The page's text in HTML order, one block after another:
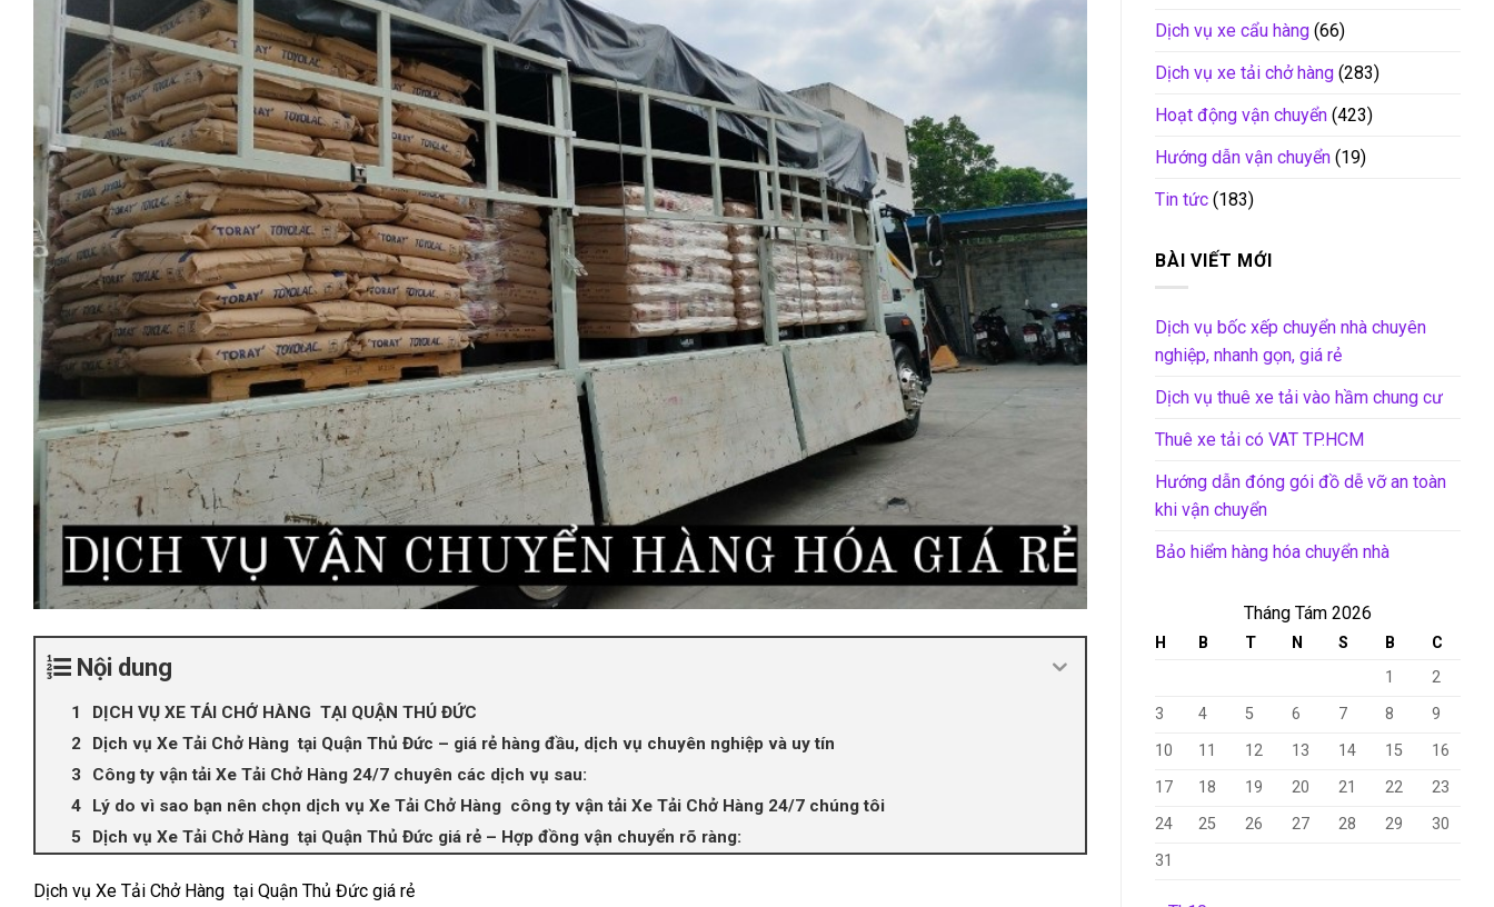
Nội dung
DỊCH VỤ XE TẢI CHỞ HÀNG TẠI QUẬN THỦ ĐỨC
Dịch vụ Xe Tải Chở Hàng tại Quận Thủ Đức – giá rẻ hàng đầu, dịch vụ chuyên nghiệp và uy tín
Công ty vận tải Xe Tải Chở Hàng 24/7 chuyên các dịch vụ sau:
Lý do vì sao bạn nên chọn dịch vụ Xe Tải Chở Hàng công ty vận tải Xe Tải Chở Hàng 24/7 chúng tôi
Dịch vụ Xe Tải Chở Hàng tại Quận Thủ Đức giá rẻ – Hợp đồng vận chuyển rõ ràng:
Dịch vụ Xe Tải Chở Hàng tại Quận Thủ Đức giá rẻ
Dịch vụ xe cẩu hàng (66)
Dịch vụ xe tải chở hàng (283)
Hoạt động vận chuyển (423)
Hướng dẫn vận chuyển (19)
Tin tức (183)
BÀI VIẾT MỚI
Dịch vụ bốc xếp chuyển nhà chuyên
nghiệp, nhanh gọn, giá rẻ
Dịch vụ thuê xe tải vào hầm chung cư
Thuê xe tải có VAT TP.HCM
Hướng dẫn đóng gói đồ dễ vỡ an toàn
khi vận chuyển
Bảo hiểm hàng hóa chuyển nhà
Tháng Tám 2026
H B T N S B
C
1
2
3
4 5 6 7 8
9
10
11 12 13 14 15
16
17
18 19 20 21 22
23
24
25 26 27 28 29
30
31